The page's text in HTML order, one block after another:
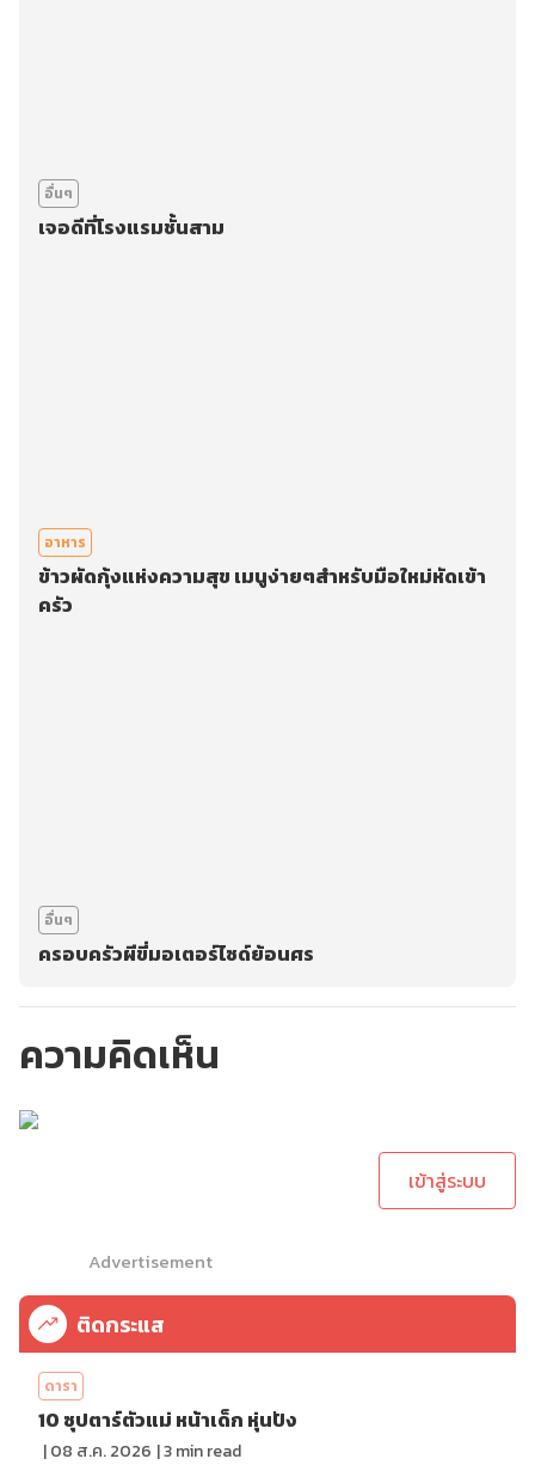
อื่นๆ
เจอดีที่โรงแรมชั้นสาม
อาหาร
ข้าวผัดกุ้งแห่งความสุข เมนูง่ายๆสำหรับมือใหม่หัดเข้า
ครัว
อื่นๆ
ครอบครัวผีขี่มอเตอร์ไซด์ย้อนศร
ความคิดเห็น
เข้าสู่ระบบ
Advertisement
ติดกระแส
ดารา
10 ซุปตาร์ตัวแม่ หน้าเด็ก หุ่นปัง
|08 ส.ค. 2026 |3min read